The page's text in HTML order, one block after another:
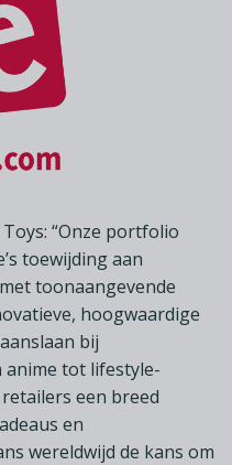
Toys: “Onze portfolio
toewijding aan
toonaangevende
hoogwaardige
bij
anime tot lifestyle-
een breed
en
wereldwijd de kans om